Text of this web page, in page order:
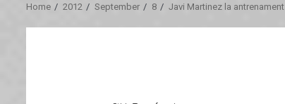
Home 2012 September 8 Javi Martinez la antrenament